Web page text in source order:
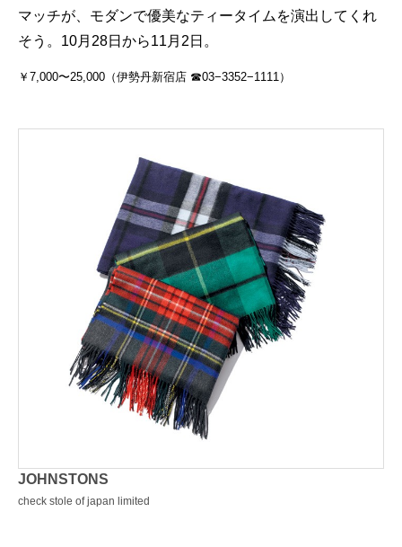
マッチが、モダンで優美なティータイムを演出してくれ
そう。10月28日から11月2日。
￥7,000〜25,000（伊勢丹新宿店 ☎03−3352−1111）
JOHNSTONS
check stole of japan limited